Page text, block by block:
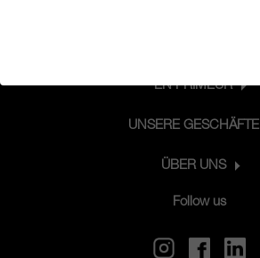
EN PRIMEUR
UNSERE GESCHÄFTE
ÜBER UNS
Follow us